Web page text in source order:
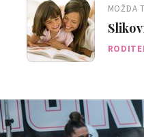
MOŽDA